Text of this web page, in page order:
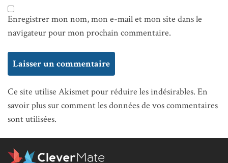
Enregistrer mon nom, mon e-mail et mon site dans le
navigateur pour mon prochain commentaire.
Ce site utilise Akismet pour réduire les indésirables. En
savoir plus sur comment les données de vos commentaires
sont utilisées.